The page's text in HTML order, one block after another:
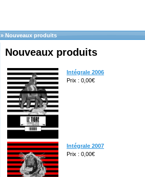
» Nouveaux produits
Nouveaux produits
Intégrale 2006
Prix : 0,00€
Intégrale 2007
Prix : 0,00€